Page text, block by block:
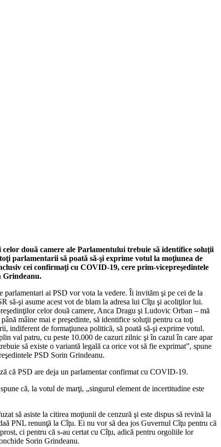
celor două camere ale Parlamentului trebuie să identifice soluţii
parlamentarii să poată să-şi exprime votul la moţiunea de
cei confirmaţi cu COVID-19, cere prim-vicepreşedintele
Grindeanu.
parlamentari ai PSD vor vota la vedere. Îi invităm şi pe cei de la
să-şi asume acest vot de blam la adresa lui Cîţu şi acoliţilor lui.
celor două camere, Anca Dragu şi Ludovic Orban – mă
până mâine mai e preşedinte, să identifice soluţii pentru ca toţi
indiferent de formaţiunea politică, să poată să-şi exprime votul.
val patru, cu peste 10.000 de cazuri zilnic şi în cazul în care apar
să existe o variantă legală ca orice vot să fie exprimat”, spune
PSD Sorin Grindeanu.
că PSD are deja un parlamentar confirmat cu COVID-19.
că, la votul de marţi, „singurul element de incertitudine este
să asiste la citirea moţiunii de cenzură şi este dispus să revină la
PNL renunţă la Cîţu. Ei nu vor să dea jos Guvernul Cîţu pentru că
ci pentru că s-au certat cu Cîţu, adică pentru orgoliile lor
Sorin Grindeanu.